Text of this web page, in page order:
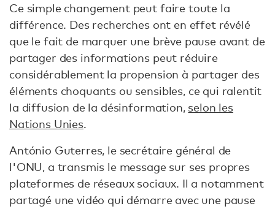
Ce simple changement peut faire toute la
différence. Des recherches ont en effet révélé
que le fait de marquer une brève pause avant de
partager des informations peut réduire
considérablement la propension à partager des
éléments choquants ou sensibles, ce qui ralentit
la diffusion de la désinformation, selon les
Nations Unies.
António Guterres, le secrétaire général de
l'ONU, a transmis le message sur ses propres
plateformes de réseaux sociaux. Il a notamment
partagé une vidéo qui démarre avec une pause